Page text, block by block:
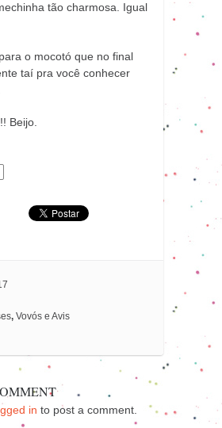
tão charmosa. Igual
o mocotó que no final
taí pra você conhecer
Beijo.
, Vovós e Avis
in to post a comment.